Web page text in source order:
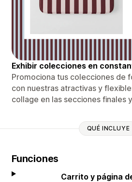
Exhibir colecciones en
Promociona tus colecciones de
con nuestras atractivas y
collage en las secciones finales
QUÉ INCLUYE
Funciones
Carrito y página